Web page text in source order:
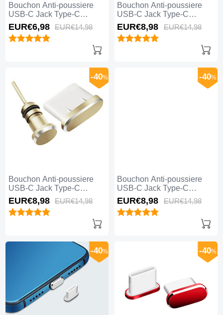
Bouchon Anti-poussiere
USB-C Jack Type-C
Universel H11 pour Apple
iPhone 15 Pro Noir
EUR€6,98 EUR€14,98
Bouchon Anti-poussiere
USB-C Jack Type-C
Universel H10 pour Apple
iPhone 15 Pro Bleu
EUR€8,98 EUR€14,98
Bouchon Anti-poussiere
USB-C Jack Type-C
Universel H09 pour Apple
iPhone 15 Pro Or
-40%
EUR€8,98 EUR€14,98
Bouchon Anti-poussiere
USB-C Jack Type-C
Universel H08 pour Apple
iPhone 15 Pro Rose Rouge
-40%
EUR€8,98 EUR€14,98
-40% -40%